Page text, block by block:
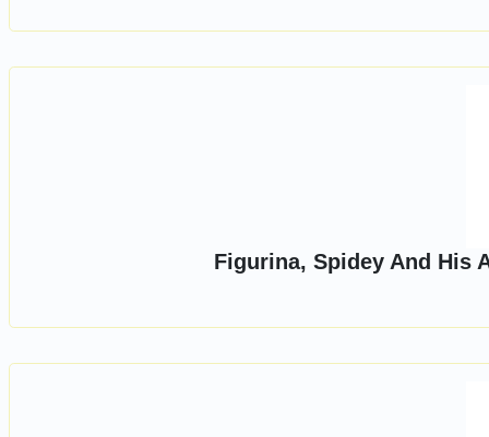
Figurina, Spidey And His